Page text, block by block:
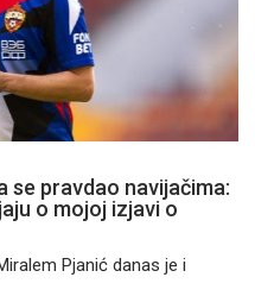
se pravdao navijačima:
o mojoj izjavi o
Pjanić danas je i